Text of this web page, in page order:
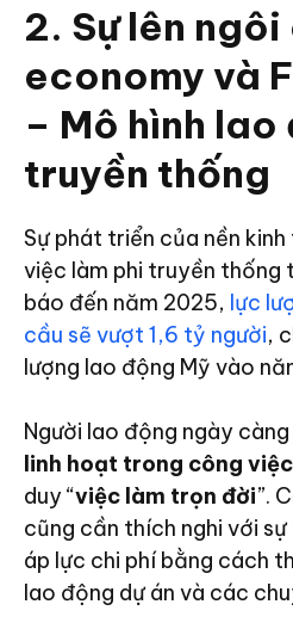
2. Sự lên
economy và
– Mô hình lao
truyền thống
Sự phát triển của nền
việc làm phi truyền
báo đến năm 2025, lực
cầu sẽ vượt 1,6 tỷ người,
lượng lao động Mỹ vào
Người lao động ngày càng
linh hoạt trong công việc
duy “việc làm trọn đời”.
cũng cần thích nghi với
áp lực chi phí bằng cách
lao động dự án và các